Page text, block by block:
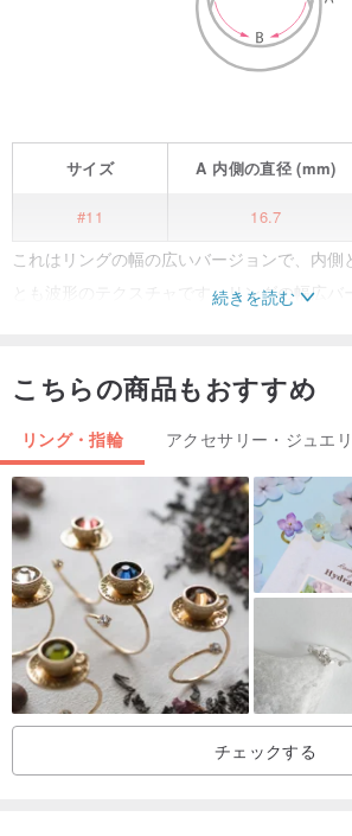
サイズ A 内側の直径(mm)
#11 16.7
これはリングの幅の広いバージョンで、内側
とも波形のテクスチャです。リングの幅広バ
インターナショナルワイ＃11です。
***幅9〜9.5mm。
***インターナショナルサイズ＃7〜＃11の個
リング測定法
糸を見つけて、着用する指の底に巻き付けま
めすぎないでください。この線の重なりをマ
で長さを測定します。得られた円周を下の表
続きを読む
こちらの商品もおすすめ
リング・指輪 アクセサリー・ジュエ
チェックする